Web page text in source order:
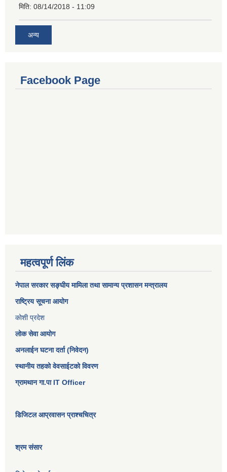
मिति: 08/14/2018 - 11:09
अन्य
Facebook Page
महत्वपूर्ण लिंक
नेपाल सरकारसङ्घीय मामिला तथा सामान्य प्रशासन मन्त्रालय
राष्ट्रिय सूचना आयोग
कोशी प्रदेश
लोक सेवा आयोग
अनलाईन घटना दर्ता (निवेदन)
स्थानीय तहको वेवसाईटको विवरण
ग्रामथान गा.पा IT Officer
डिजिटल आप्रवासन प्राश्चचित्र
श्रम संसार